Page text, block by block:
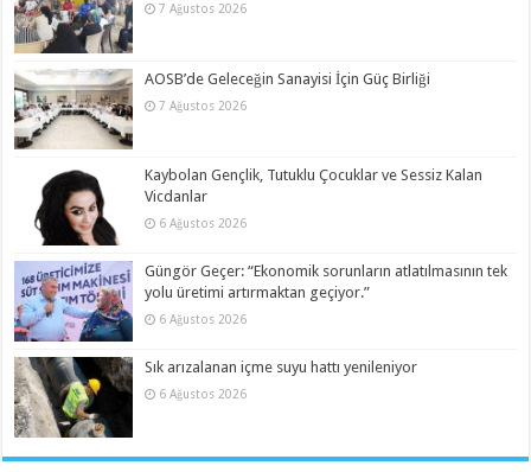
7 Ağustos 2026
AOSB’de Geleceğin Sanayisi İçin Güç Birliği
7 Ağustos 2026
Kaybolan Gençlik, Tutuklu Çocuklar ve Sessiz Kalan
Vicdanlar
6 Ağustos 2026
Güngör Geçer: “Ekonomik sorunların atlatılmasının tek
yolu üretimi artırmaktan geçiyor.”
6 Ağustos 2026
Sık arızalanan içme suyu hattı yenileniyor
6 Ağustos 2026